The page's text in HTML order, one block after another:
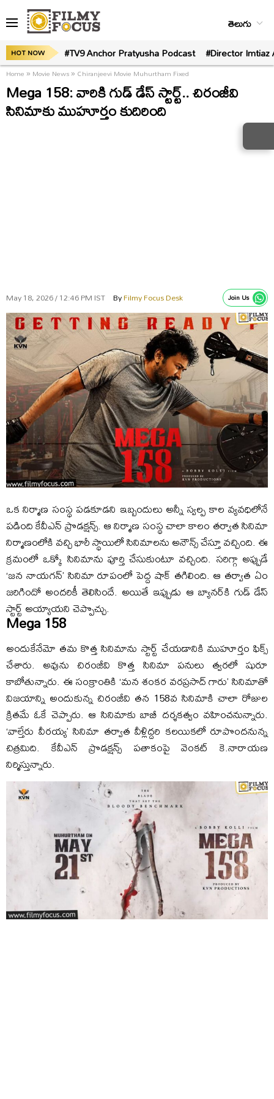
తెలుగు
HOT NOW #TV9 Anchor Pratyusha Podcast #Director
Home» Movie News» Chiranjeevi Movie Muhurtham Fixed
Mega 158: వారికి గుడ్‌ డేస్‌ స్టార్ట్‌.. చిరంజీవి
సినిమాకు ముహూర్తం కుదిరింది
May 18, 2026 / 12:46 PM IST ByFilmy Focus Desk Join Us
ఒక నిర్మాణ సంస్థ పడకూడని ఇబ్బందులు అన్నీ స్వల్ప కాల వ్యవధిలోనే
పడింది కేవీఎన్‌ ప్రొడక్షన్స్‌. ఆ నిర్మాణ సంస్థ చాలా కాలం తర్వాత సినిమా
నిర్మాణంలోకి వచ్చి భారీ స్థాయిలో సినిమాలను అనౌన్స్‌ చేస్తూ వచ్చింది. ఈ
క్రమంలో ఒక్కో సినిమాను పూర్తి చేసుకుంటూ వచ్చింది. సరిగ్గా అప్పుడే
‘జన నాయగన్‌’ సినిమా రూపంలో పెద్ద షాక్‌ తగిలింది. ఆ తర్వాత ఏం
జరిగిందో అందరికీ తెలిసిందే. అయితే ఇప్పుడు ఆ బ్యానర్‌కి గుడ్‌ డేస్‌
స్టార్ట్‌ అయ్యాయని చెప్పొచ్చు.
Mega 158
అందుకేనేమో తమ కొత్త సినిమాను స్టార్ట్‌ చేయడానికి ముహూర్తం ఫిక్స్‌
చేశారు. అవును చిరంజీవి కొత్త సినిమా పనులు త్వరలో షురూ
కాబోతున్నారు. ఈ సంక్రాంతికి ‘మన శంకర వరప్రసాద్‌ గారు’ సినిమాతో
విజయాన్ని అందుకున్న చిరంజీవి తన 158వ సినిమాకి చాలా రోజుల
క్రితమే ఓకే చెప్పారు. ఆ సినిమాకు బాబీ దర్శకత్వం వహించనున్నారు.
‘వాల్తేరు వీరయ్య’ సినిమా తర్వాత వీళ్లిద్దరి కలయికలో రూపొందనున్న
చిత్రమిది. కేవీఎన్‌ ప్రొడక్షన్స్‌ పతాకంపై వెంకట్‌ కె.నారాయణ
నిర్మిస్తున్నారు.